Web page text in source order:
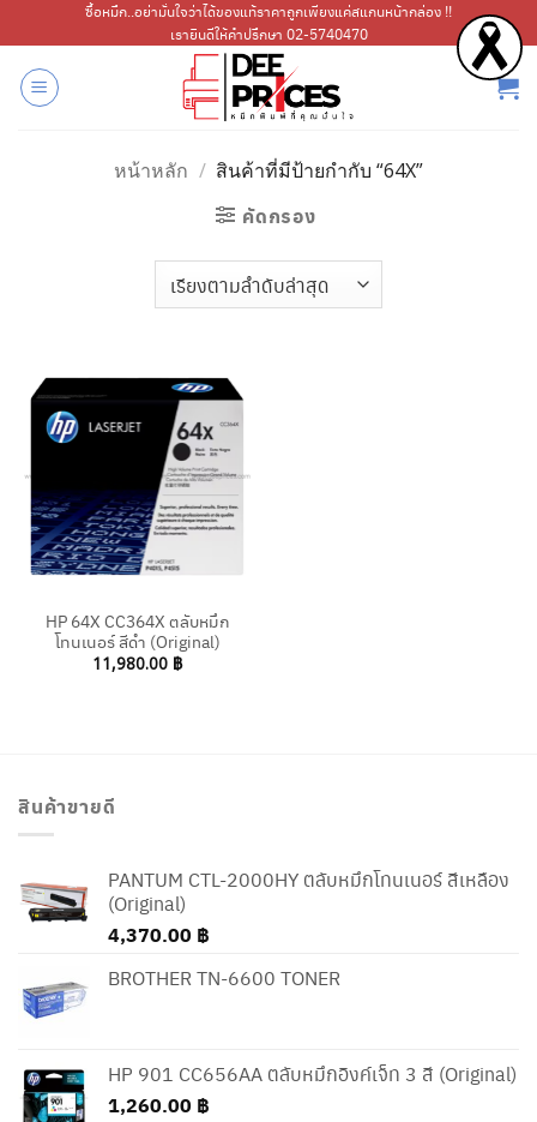
ไป
เนื้อหา
ซื้อหมึก..อย่ามั่นใจว่าได้ของแท้ราคาถูกเพียงแค่สแกนหน้ากล่อง !!
เรายินดีให้คำปรึกษา 02-5740470
หน้าหลัก / สินค้าที่มีป้ายกำกับ “64X”
คัดกรอง
HP 64X CC364X ตลับหมึก
โทนเนอร์ สีดำ (Original)
11,980.00 ฿
สินค้าขายดี
PANTUM CTL-2000HY ตลับหมึกโทนเนอร์ สีเหลือง
(Original)
4,370.00 ฿
BROTHER TN-6600 TONER
HP 901 CC656AA ตลับหมึกอิงค์เจ็ท 3 สี (Original)
1,260.00 ฿